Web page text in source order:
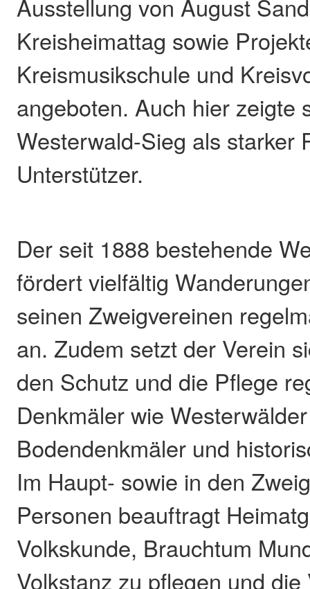
Ausstellung von August
Kreisheimattag sowie
Kreismusikschule und
angeboten. Auch hier zeigte
Westerwald-Sieg als starker
Unterstützer.
Der seit 1888 bestehende
fördert vielfältig
seinen Zweigvereinen
an. Zudem setzt der Verein
den Schutz und die Pflege
Denkmäler wie
Bodendenkmäler und
Im Haupt- sowie in den
Personen beauftragt
Volkskunde, Brauchtum
Volkstanz zu pflegen und